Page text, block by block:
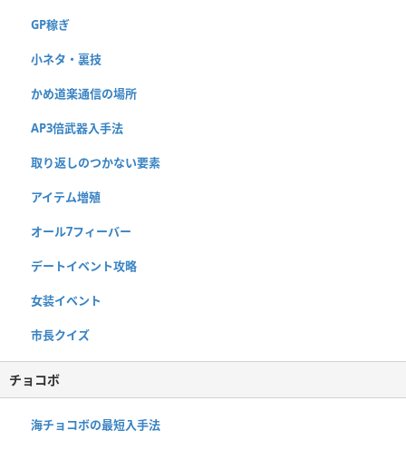
GP稼ぎ
小ネタ・裏技
かめ道楽通信の場所
AP3倍武器入手法
取り返しのつかない要素
アイテム増殖
オール7フィーバー
デートイベント攻略
女装イベント
市長クイズ
チョコボ
海チョコボの最短入手法